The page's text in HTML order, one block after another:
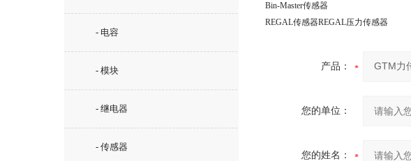
- 电容
- 模块
- 继电器
- 传感器
Bin-Master传感器
REGAL传感器REGAL压力传感器
产品：
您的单位：
您的姓名：